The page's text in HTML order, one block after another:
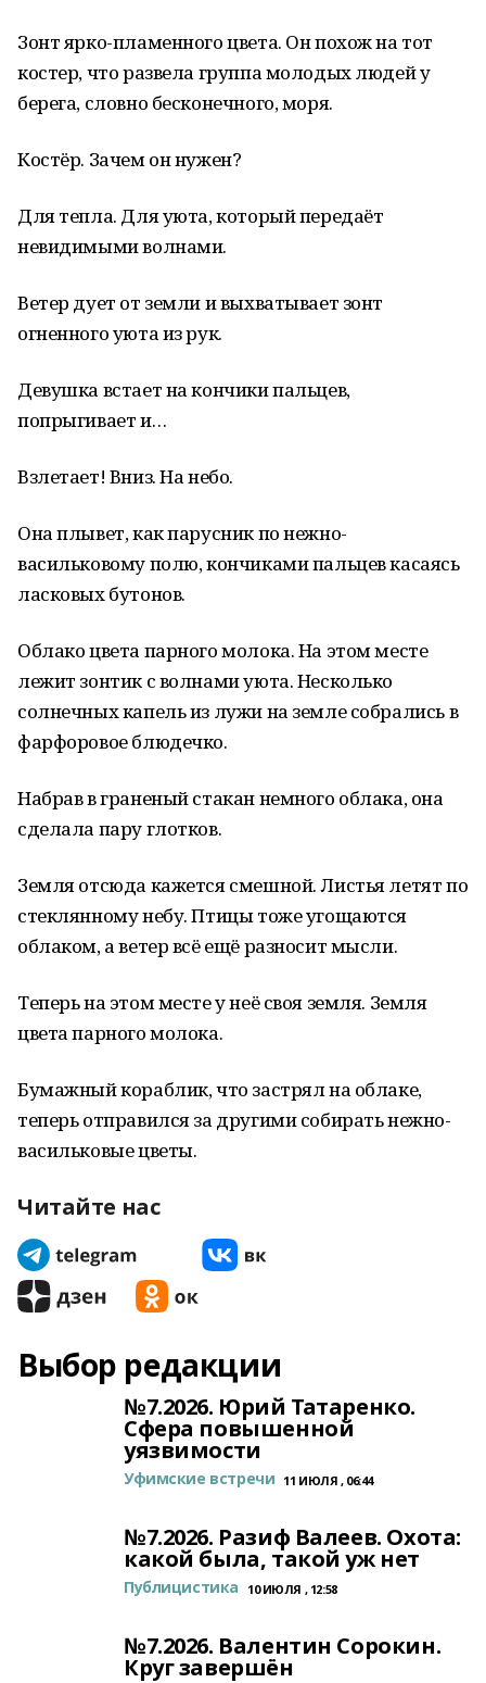
Зонт ярко-пламенного цвета. Он похож на тот
костер, что развела группа молодых людей у
берега, словно бесконечного, моря.
Костёр. Зачем он нужен?
Для тепла. Для уюта, который передаёт
невидимыми волнами.
Ветер дует от земли и выхватывает зонт
огненного уюта из рук.
Девушка встает на кончики пальцев,
попрыгивает и…
Взлетает! Вниз. На небо.
Она плывет, как парусник по нежно-
васильковому полю, кончиками пальцев касаясь
ласковых бутонов.
Облако цвета парного молока. На этом месте
лежит зонтик с волнами уюта. Несколько
солнечных капель из лужи на земле собрались в
фарфоровое блюдечко.
Набрав в граненый стакан немного облака, она
сделала пару глотков.
Земля отсюда кажется смешной. Листья летят по
стеклянному небу. Птицы тоже угощаются
облаком, а ветер всё ещё разносит мысли.
Теперь на этом месте у неё своя земля. Земля
цвета парного молока.
Бумажный кораблик, что застрял на облаке,
теперь отправился за другими собирать нежно-
васильковые цветы.
Читайте нас
Выбор редакции
№7.2026. Юрий Татаренко.
Сфера повышенной
уязвимости
Уфимские встречи 11 ИЮЛЯ , 06:44
№7.2026. Разиф Валеев. Охота:
какой была, такой уж нет
Публицистика 10 ИЮЛЯ , 12:58
№7.2026. Валентин Сорокин.
Круг завершён